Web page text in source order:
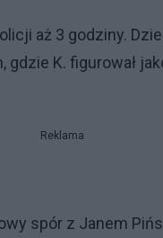
aż 3 godziny.
K. figurował
Reklama
spór z Janem